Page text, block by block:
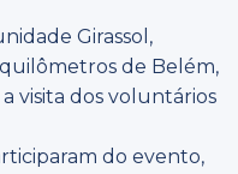
Girassol,
de Belém,
visita dos voluntários
do evento,